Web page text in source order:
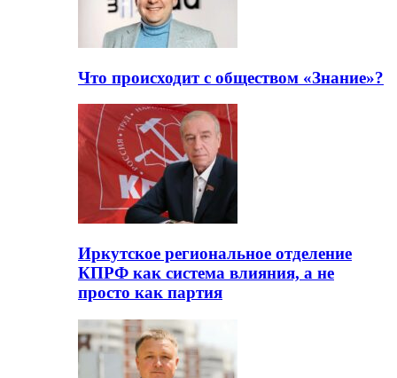
Что происходит с обществом «Знание»?
Иркутское региональное отделение
КПРФ как система влияния, а не
просто как партия